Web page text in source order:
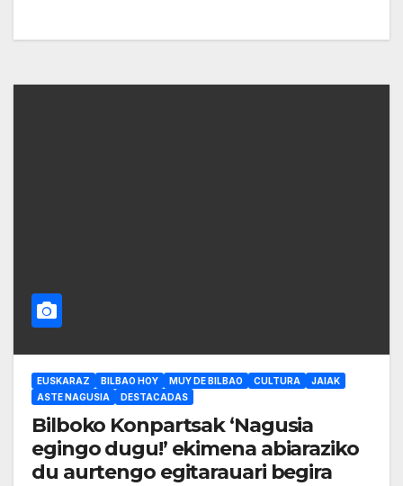
EUSKARAZ BILBAO HOY MUY DE BILBAO CULTURA
JAIAK
ASTE NAGUSIA
DESTACADAS
Bilboko Konpartsak ‘Nagusia
egingo dugu!’ ekimena abiaraziko
du aurtengo egitarauari begira